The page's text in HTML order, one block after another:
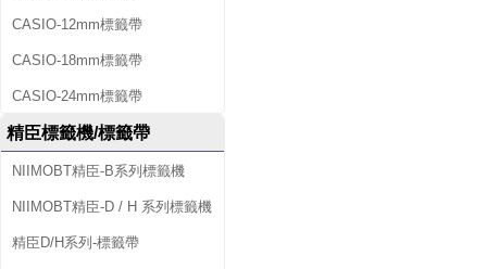
CASIO-12mm標籤帶
CASIO-18mm標籤帶
CASIO-24mm標籤帶
精臣標籤機/標籤帶
NIIMOBT精臣-B系列標籤機
NIIMOBT精臣-D / H 系列標籤機
精臣D/H系列-標籤帶